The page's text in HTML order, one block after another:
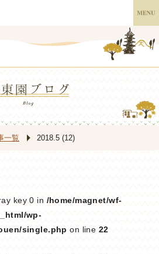
一覧 2018.5 (12)
key 0 in /home/magnet/wf-
wp-
single.php on line 22